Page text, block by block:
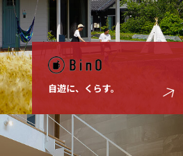
自遊に、くらす。